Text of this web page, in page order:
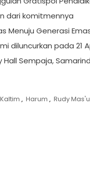
dari komitmennya
Menuju Generasi
diluncurkan pada 21
Sempaja,
, Harum , Rudy